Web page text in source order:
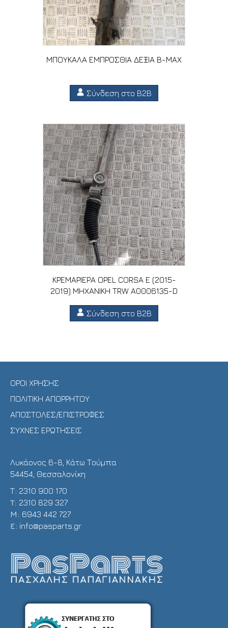
ΜΠΟΥΚΑΛΑ ΕΜΠΡΟΣΘΙΑ ΔΕΞΙΑ B-MAX
Σύνδεση στο B2B
ΚΡΕΜΑΡΙΕΡΑ OPEL CORSA E (2015-
2019) MHXANIKH TRW A0006135-D
Σύνδεση στο B2B
ΟΡΟΙ ΧΡΗΣΗΣ
ΠΟΛΙΤΙΚΗ ΑΠΟΡΡΗΤΟΥ
ΑΠΟΣΤΟΛΕΣ/ΕΠΙΣΤΡΟΦΕΣ
ΣΥΧΝΕΣ ΕΡΩΤΗΣΕΙΣ
Λυκάονος 6-8, Κάτω Τούμπα
54454, Θεσσαλονίκη
Τ: 2310 900 170
T: 2310 829 327
Μ: 6943 442 727
E: info@pasparts.gr